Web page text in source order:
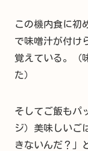
この機内食に初
で味噌汁が付け
覚えている。（
た）
そしてご飯もパ
ジ）美味しいご
きないんだ？」